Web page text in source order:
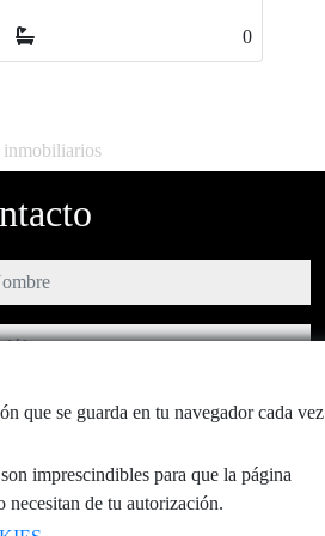
00
inmobiliarios
He leído y acepto las condiciones de uso y
política de
privacidad
que se guarda en tu navegador cada vez
imprescindibles para que la página
necesitan de tu autorización.